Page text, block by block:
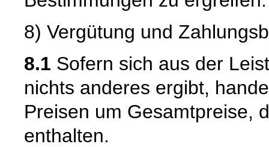
8) Vergütung und
8.1 Sofern sich aus der
nichts anderes ergibt,
Preisen um Gesamtpreise,
enthalten.